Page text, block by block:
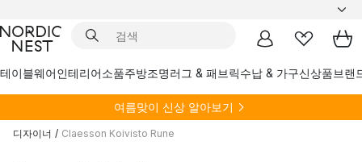
테이블웨어인테리어소품주방조명러그 & 패브릭수납 & 가구신상품브랜
여름맞이 신상 알아보기
디자이너 / Claesson Koivisto Rune